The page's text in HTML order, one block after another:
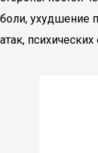
боли, ухудшение
атак,